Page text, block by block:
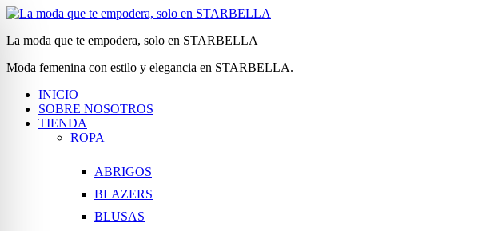
La moda que te empodera, solo en STARBELLA
Moda femenina con estilo y elegancia en STARBELLA.
INICIO
SOBRE NOSOTROS
TIENDA
ROPA
ABRIGOS
BLAZERS
BLUSAS